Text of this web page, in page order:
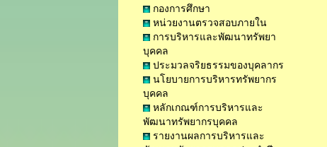
กองการศึกษา
หน่วยงานตรวจสอบภายใน
การบริหารและพัฒนาทรัพยา
บุคคล
ประมวลจริยธรรมของบุคลากร
นโยบายการบริหารทรัพยากร
บุคคล
หลักเกณฑ์การบริหารและ
พัฒนาทรัพยากรบุคคล
รายงานผลการบริหารและ